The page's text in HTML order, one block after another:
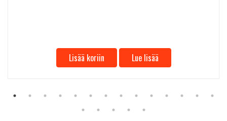
Lisää koriin Lue lisää